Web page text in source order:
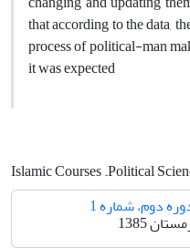
that according to the data,
process of political-man
it was expected
Islamic Courses .Political
دوم، شماره 1
1385